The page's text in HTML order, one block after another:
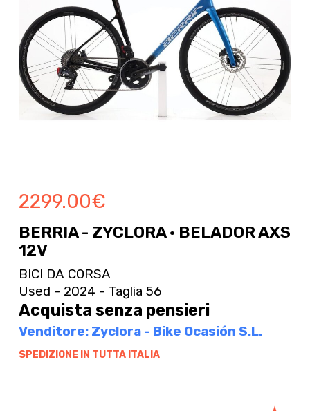
2299.00€
BERRIA - ZYCLORA · BELADOR AXS
12V
BICI DA CORSA
Used - 2024 - Taglia 56
Acquista senza pensieri
Venditore: Zyclora - Bike Ocasión S.L.
SPEDIZIONE IN TUTTA ITALIA